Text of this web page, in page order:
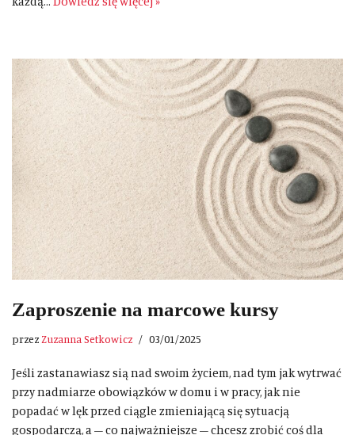
Zaproszenie na marcowe kursy
przez Zuzanna Setkowicz 03/01/2025
Jeśli zastanawiasz sią nad swoim życiem, nad tym jak wytrwać
przy nadmiarze obowiązków w domu i w pracy, jak nie
popadać w lęk przed ciągle zmieniającą się sytuacją
gospodarczą, a – co najważniejsze – chcesz zrobić coś dla